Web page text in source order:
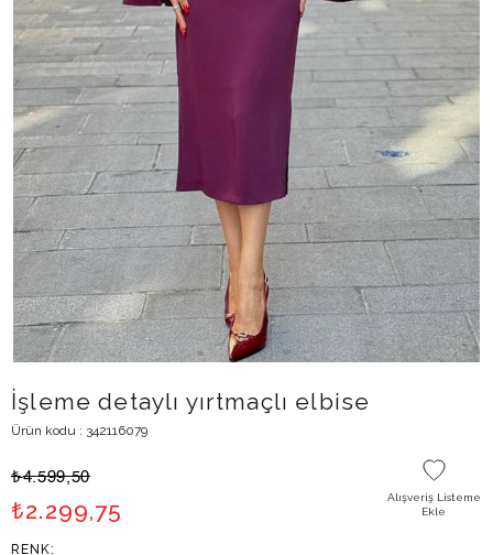
İşleme detaylı yırtmaçlı elbise
Ürün kodu : 342116079
₺4.599,50
₺2.299,75
Alışveriş Listeme
Ekle
RENK: